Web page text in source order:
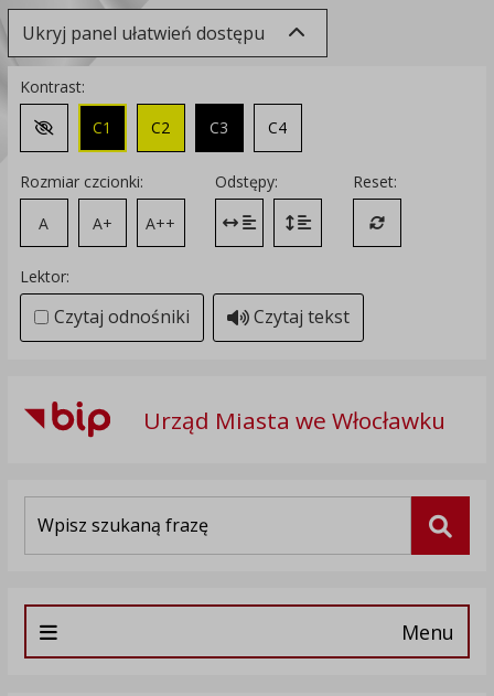
Ukryj panel ułatwień dostępu
Kontrast:
Zmień kontrast na domyślny
C1 C2 C3 C4
Rozmiar czcionki:
A
A+ A++
Odstępy:
Zmień odstęp między literami
Zmień interlinię i margines
Reset:
Przywróć
Lektor:
Czytaj odnośniki Czytaj tekst
Urząd Miasta we Włocławku
Menu